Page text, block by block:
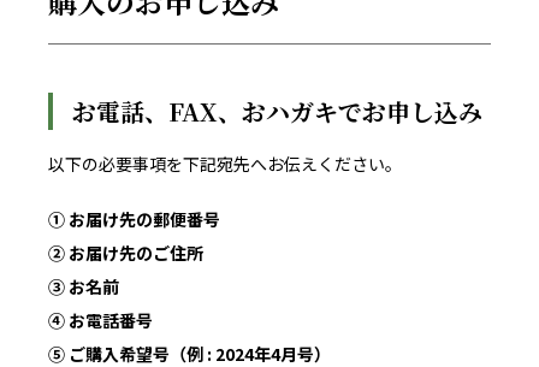
お電話、FAX、おハガキでお申し込み
以下の必要事項を下記宛先へお伝えください。
① お届け先の郵便番号
② お届け先のご住所
③ お名前
④ お電話番号
⑤ ご購入希望号（例 : 2024年4月号）